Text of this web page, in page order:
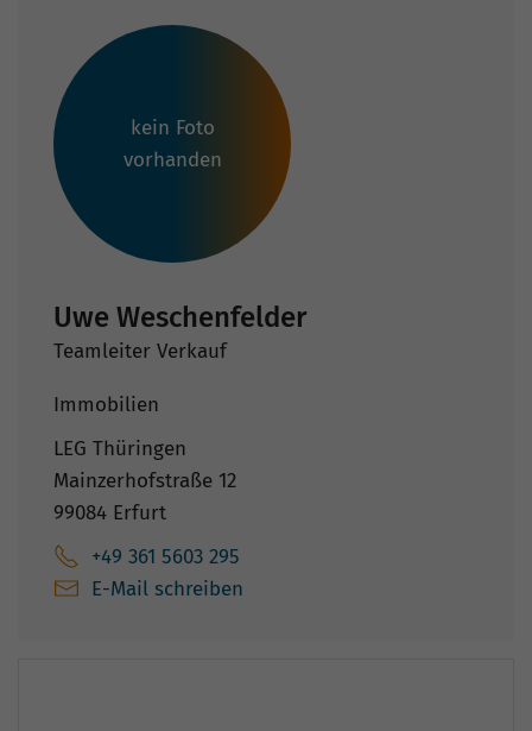
kein Foto
vorhanden
Uwe Weschenfelder
Teamleiter Verkauf
Immobilien
LEG Thüringen
Mainzerhofstraße 12
99084 Erfurt
+49 361 5603 295
E-Mail schreiben